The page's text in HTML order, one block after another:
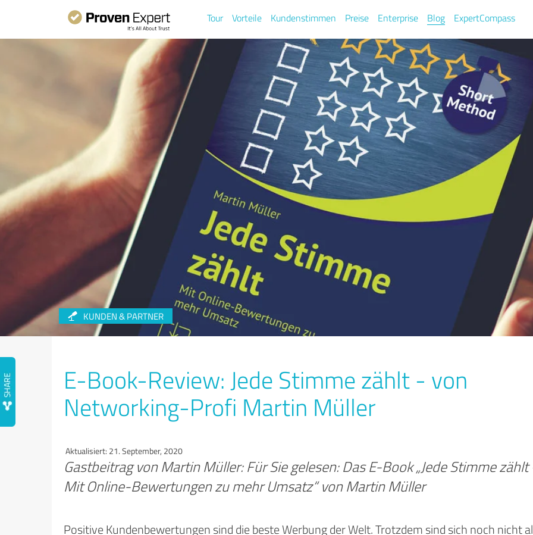
Tour Vorteile Kundenstimmen Preise Enterprise Blog ExpertCompass
KUNDEN & PARTNER
E-Book-Review: Jede Stimme zählt - von
Networking-Profi Martin Müller
Aktualisiert: 21. September, 2020
Gastbeitrag von Martin Müller: Für Sie gelesen: Das E-Book „Jede Stimme zählt
Mit Online-Bewertungen zu mehr Umsatz“ von Martin Müller
Positive Kundenbewertungen sind die beste Werbung der Welt. Trotzdem sind sich noch nicht